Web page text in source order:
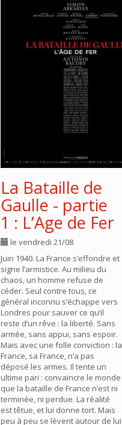
La Bataille de
Gaulle - partie
1 : L’Age de Fer
le vendredi 21/08
Juin 1940. La France s’effondre et
signe l’armistice. Au milieu du
chaos, un homme refuse de
céder. Seul contre tous, ce
général inconnu s’échappe vers
Londres pour sauver ce qu’il
reste d’un rêve : la liberté. Sans
armée, sans appui, sans espoir.
Mais avec une folle conviction : la
France, sa France, n’a pas
déposé les armes. Il tente un
ultime pari : convaincre le monde
que la bataille de France n’est ni
terminée, ni perdue. La réalité
est têtue, et lui donne tort. Mais
peu à peu se lèvent autour de lui